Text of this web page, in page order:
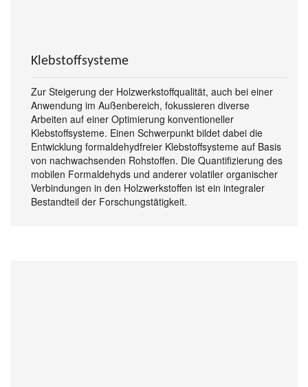
Klebstoffsysteme
Zur Steigerung der Holzwerkstoffqualität, auch bei einer
Anwendung im Außenbereich, fokussieren diverse
Arbeiten auf einer Optimierung konventioneller
Klebstoffsysteme. Einen Schwerpunkt bildet dabei die
Entwicklung formaldehydfreier Klebstoffsysteme auf Basis
von nachwachsenden Rohstoffen. Die Quantifizierung des
mobilen Formaldehyds und anderer volatiler organischer
Verbindungen in den Holzwerkstoffen ist ein integraler
Bestandteil der Forschungstätigkeit.